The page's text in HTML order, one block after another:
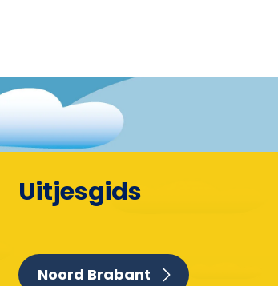
Uitjesgids
Noord Brabant